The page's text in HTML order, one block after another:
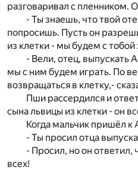
разговаривал с пленником.
- Ты знаешь, что твой
попросишь. Пусть он
из клетки - мы будем с
- Вели, отец, выпускать
мы с ним будем играть. По
возвращаться в клетку,-
Пши рассердился и
сына львицы из клетки - он
Когда мальчик пришёл к
- Ты просил отца
- Просил, но он
всех!